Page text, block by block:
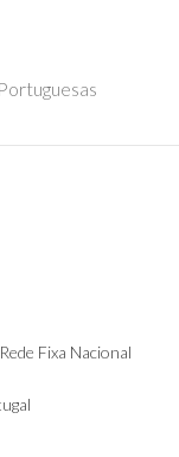
Fixa Nacional